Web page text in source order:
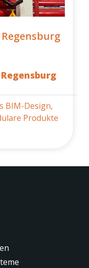
BIM-Design,
Produkte